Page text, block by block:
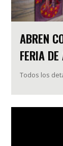
ABREN
FERIA
Todos los